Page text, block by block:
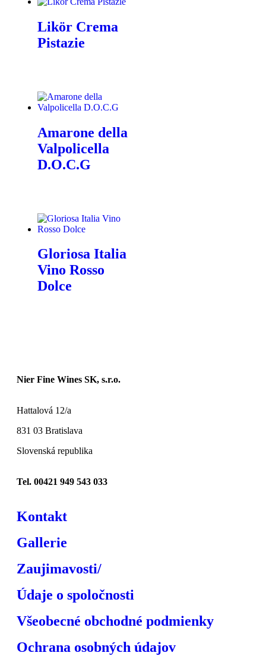
Likör Crema
Pistazie
Amarone della
Valpolicella
D.O.C.G
Gloriosa Italia
Vino Rosso
Dolce
Nier Fine Wines SK, s.r.o.
Hattalová 12/a
831 03 Bratislava
Slovenská republika
Tel. 00421 949 543 033
Kontakt
Gallerie
Zaujimavosti/
Údaje o spoločnosti
Všeobecné obchodné podmienky
Ochrana osobných údajov